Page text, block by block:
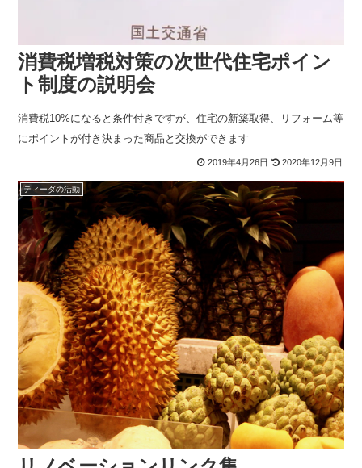
消費税増税対策の次世代住宅ポイン
ト制度の説明会
消費税10%になると条件付きですが、住宅の新築取得、リフォーム等
にポイントが付き決まった商品と交換ができます
2019年4月26日 2020年12月9日
ティーダの活動